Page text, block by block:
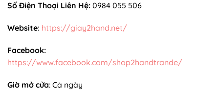
Số Điện Thoại Liên Hệ: 0984 055 506
Website: https://giay2hand.net/
Facebook:
https://www.facebook.com/shop2handtrande/
Giờ mở cửa: Cả ngày